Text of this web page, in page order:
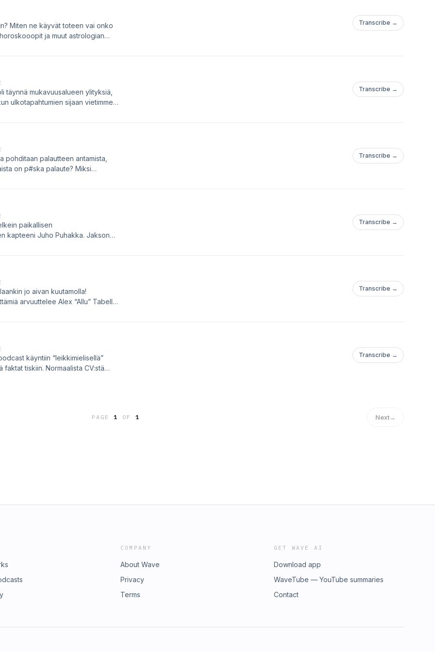
Miten ne käyvät toteen vai onko
ja muut astrologian
Transcribe →
täynnä mukavuusalueen ylityksiä,
ulkotapahtumien sijaan vietimme
jakaa meille? Jaa meille
Transcribe →
pohditaan palautteen antamista,
on p#ska palaute? Miksi
Transcribe →
paikallisen
kapteeni Juho Puhakka. Jakson
Transcribe →
jo aivan kuutamolla!
arvuuttelee Alex “Allu” Tabell,
Transcribe →
käyntiin “leikkimielisellä”
tiskiin. Normaalista CV:stä
Transcribe →
PAGE1 OF 1 Next→
COMPANY
About Wave
Privacy
Terms
GET WAVE AI
Download app
WaveTube — YouTube summaries
Contact